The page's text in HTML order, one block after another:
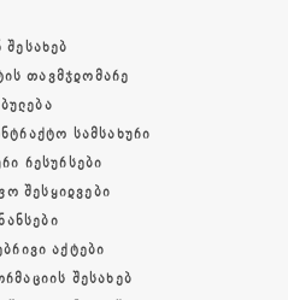
ᲨᲔᲡᲐᲮᲔᲑ
ᲗᲐᲕᲛᲯᲓᲝᲛᲐᲠᲔ
ᲡᲐᲛᲡᲐᲮᲣᲠᲘ
ᲠᲔᲡᲣᲠᲡᲔᲑᲘ
ᲨᲔᲡᲧᲘᲓᲕᲔᲑᲘ
ᲐᲥᲢᲔᲑᲘ
ᲨᲔᲡᲐᲮᲔᲑ